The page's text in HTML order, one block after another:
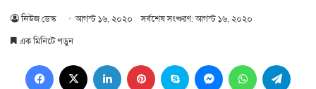
নিউজ ডেস্ক আগস্ট ১৬, ২০২০ সর্বশেষ সংষ্করণ: আগস্ট ১৬, ২০২০
এক মিনিটে পড়ুন
Facebook LinkedIn Pinterest Skype MessengerWhatsApp